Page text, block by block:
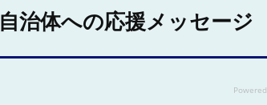
自治体への応援メッセージ